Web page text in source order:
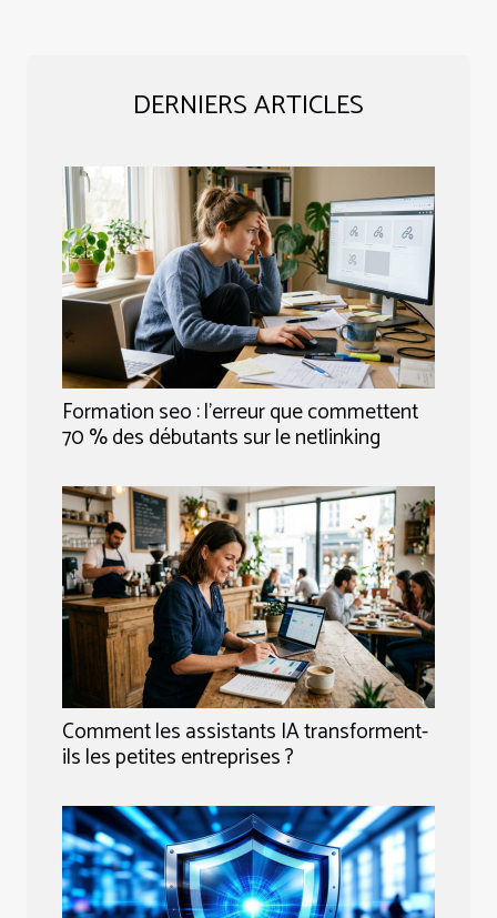
DERNIERS ARTICLES
Formation seo : l’erreur que commettent
70 % des débutants sur le netlinking
Comment les assistants IA transforment-
ils les petites entreprises ?